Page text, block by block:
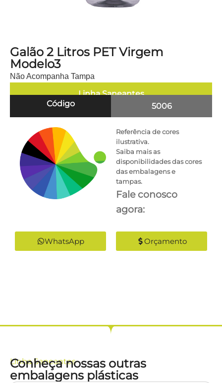
Galão 2 Litros PET Virgem
Modelo3
Não Acompanha Tampa
Linha Saneantes
Código
5006
Referência de cores
ilustrativa.
Saiba mais as
disponibilidades das cores
das embalagens e
tampas.
Fale conosco
agora:
WhatsApp Orçamento
LinhaSaneantes
Conheça nossas outras
embalagens plásticas